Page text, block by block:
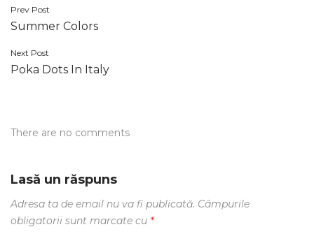
Navigare
în
articole
Prev Post
Summer Colors
Next Post
Poka Dots In Italy
There are no comments
Lasă un răspuns
Adresa ta de email nu va fi publicată. Câmpurile
obligatorii sunt marcate cu *